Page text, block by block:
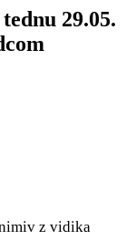
29.05.
z vidika